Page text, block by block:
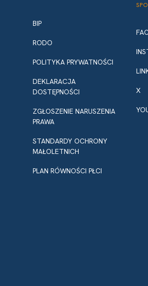
BIP
RODO
POLITYKA PRYWATNOŚCI
DEKLARACJA
DOSTĘPNOŚCI
ZGŁOSZENIE NARUSZENIA
PRAWA
STANDARDY OCHRONY
MAŁOLETNICH
PLAN RÓWNOŚCI PŁCI
X